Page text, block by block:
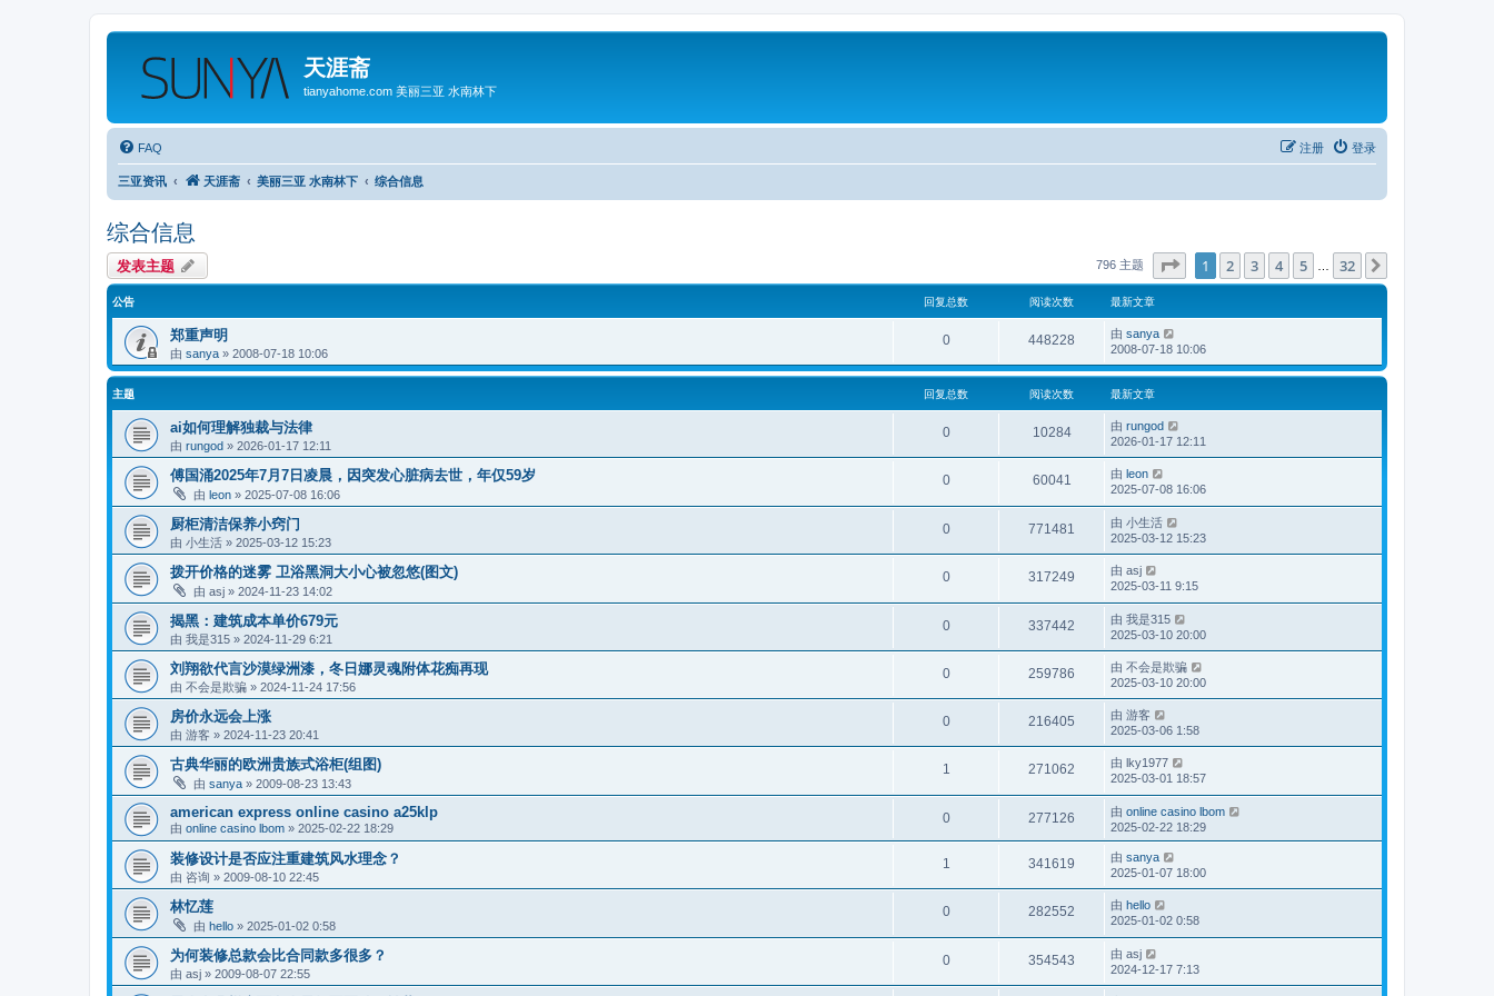
天涯斋
tianyahome.com 美丽三亚 水南林下
FAQ 登录
注册
三亚资讯 天涯斋 美丽三亚 水南林下 综合信息
综合信息
发表主题 796 主题 分页： 1 32
1 2 3 4 5 32
公告 回复总数 阅读次数 最新文章
郑重声明
由 sanya » 2008-07-18 10:06
0 448228 由 sanya
2008-07-18 10:06
主题 回复总数 阅读次数 最新文章
ai如何理解独裁与法律
由 rungod » 2026-01-17 12:11
0 10284 由 rungod
2026-01-17 12:11
傅国涌2025年7月7日凌晨，因突发心脏病去世，年仅59岁
由 leon » 2025-07-08 16:06
0 60041 由 leon
2025-07-08 16:06
厨柜清洁保养小窍门
由 小生活 » 2025-03-12 15:23
0 771481 由 小生活
2025-03-12 15:23
拨开价格的迷雾 卫浴黑洞大小心被忽悠(图文)
由 asj » 2024-11-23 14:02
0 317249 由 asj
2025-03-11 9:15
揭黑：建筑成本单价679元
由 我是315 » 2024-11-29 6:21
0 337442 由 我是315
2025-03-10 20:00
刘翔欲代言沙漠绿洲漆，冬日娜灵魂附体花痴再现
由 不会是欺骗 » 2024-11-24 17:56
0 259786 由 不会是欺骗
2025-03-10 20:00
房价永远会上涨
由 游客 » 2024-11-23 20:41
0 216405 由 游客
2025-03-06 1:58
古典华丽的欧洲贵族式浴柜(组图)
由 sanya » 2009-08-23 13:43
1 271062 由 lky1977
2025-03-01 18:57
american express online casino a25klp
由 online casino lbom » 2025-02-22 18:29
0 277126 由 online casino lbom
2025-02-22 18:29
装修设计是否应注重建筑风水理念？
由 咨询 » 2009-08-10 22:45
1 341619 由 sanya
2025-01-07 18:00
林忆莲
由 hello » 2025-01-02 0:58
0 282552 由 hello
2025-01-02 0:58
为何装修总款会比合同款多很多？
由 asj » 2009-08-07 22:55
0 354543 由 asj
2024-12-17 7:13